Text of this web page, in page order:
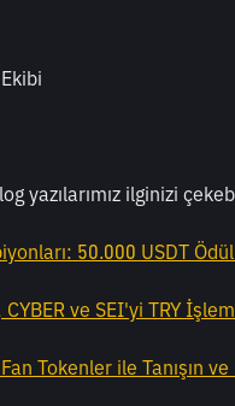
yazılarımız ilginizi
50.000 USDT
CYBER ve SEI'yi TRY
Tokenler ile Tanışın